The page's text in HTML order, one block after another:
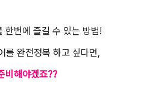
한번에 즐길 수 있는 방법!
를 완전정복 하고 싶다면,
비해야겠죠??